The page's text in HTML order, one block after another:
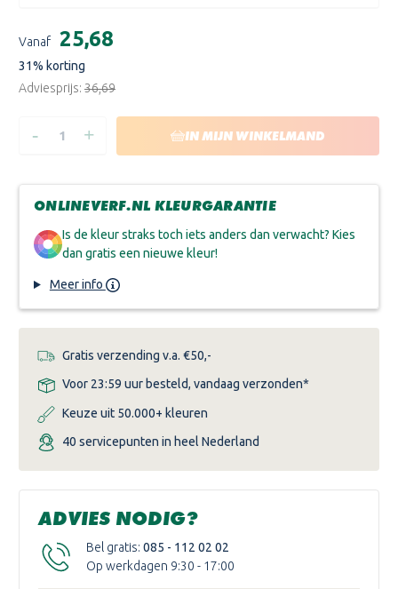
voorraad:
Vanaf €25,68
31% korting
Adviesprijs: €36,69
HOEVEELHEID
PERKOLEUM
TRANSPARANT
- HOEVEELHEID
PERKOLEUM
TRANSPARANT
+ IN MIJN WINKELMAND
ONLINEVERF.NL KLEURGARANTIE
Is de kleur straks toch iets anders dan verwacht? Kies
dan gratis een nieuwe kleur!
Meer info
Gratis verzending v.a. €50,-
Voor 23:59 uur besteld, vandaag verzonden*
Keuze uit 50.000+ kleuren
40 servicepunten in heel Nederland
ADVIES NODIG?
Bel gratis: 085 - 112 02 02
Op werkdagen 9:30 - 17:00